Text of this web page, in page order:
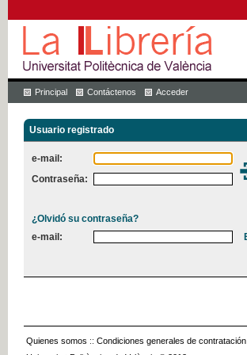
Principal Contáctenos Acceder
Usuario registrado
e-mail:
Contraseña:
¿Olvidó su contraseña?
e-mail:
Quienes somos :: Condiciones generales de contratación